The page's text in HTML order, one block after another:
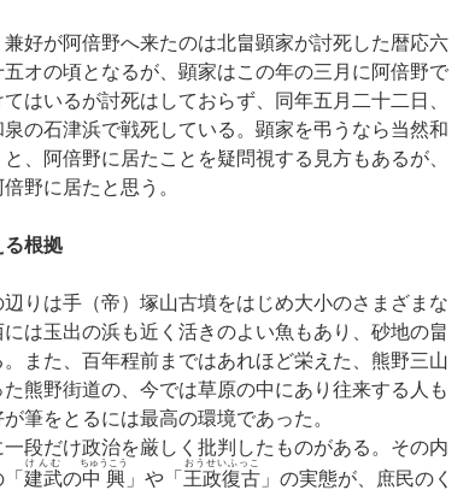
好が阿倍野へ来たのは北畠顕家が討死した暦応六
オの頃となるが、顕家はこの年の三月に阿倍野で
はいるが討死はしておらず、同年五月二十二日、
の石津浜で戦死している。顕家を弔うなら当然和
、阿倍野に居たことを疑問視する見方もあるが、
野に居たと思う。
る根拠
りは手（帝）塚山古墳をはじめ大小のさまざまな
は玉出の浜も近く活きのよい魚もあり、砂地の畠
また、百年程前まではあれほど栄えた、熊野三山
熊野街道の、今では草原の中にあり往来する人も
筆をとるには最高の環境であった。
段だけ政治を厳しく批判したものがある。その内
建武
けんむ
の中興
ちゅうこう
」や「 王政復古
おうせいふっこ
」の実態が、庶民のく